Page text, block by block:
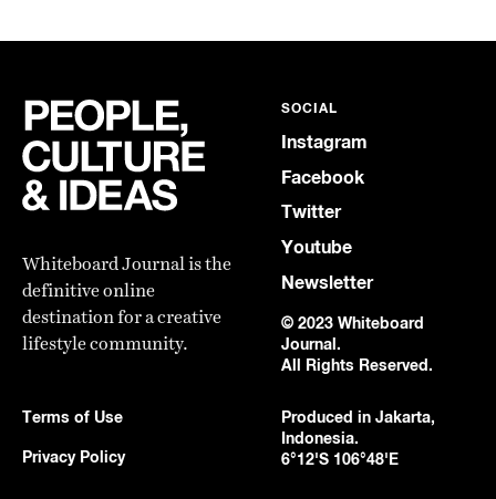
Whiteboard Journal is the
definitive online
destination for a creative
lifestyle community.
SOCIAL
Instagram
Facebook
Twitter
Youtube
Newsletter
© 2023 Whiteboard
Journal.
All Rights Reserved.
Terms of Use
Privacy Policy
Produced in Jakarta,
Indonesia.
6°12'S 106°48'E